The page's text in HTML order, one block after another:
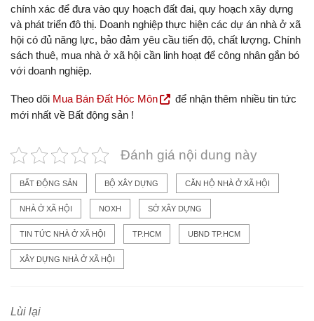
chính xác để đưa vào quy hoạch đất đai, quy hoạch xây dựng
và phát triển đô thị. Doanh nghiệp thực hiện các dự án nhà ở xã
hội có đủ năng lực, bảo đảm yêu cầu tiến độ, chất lượng. Chính
sách thuê, mua nhà ở xã hội cần linh hoạt để công nhân gắn bó
với doanh nghiệp.
Theo dõi Mua Bán Đất Hóc Môn
để nhận thêm nhiều tin tức
mới nhất về Bất động sản !
Đánh giá nội dung này
BẤT ĐỘNG SẢN BỘ XÂY DỰNG CĂN HỘ NHÀ Ở XÃ HỘI
NHÀ Ở XÃ HỘI NOXH SỞ XÂY DỰNG
TIN TỨC NHÀ Ở XÃ HỘI TP.HCM UBND TP.HCM
XÂY DỰNG NHÀ Ở XÃ HỘI
Lùi lại